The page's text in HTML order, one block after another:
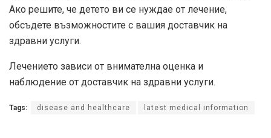
Ако решите, че детето ви се нуждае от лечение,
обсъдете възможностите с вашия доставчик на
здравни услуги.
Лечението зависи от внимателна оценка и
наблюдение от доставчик на здравни услуги.
Tags: disease and healthcare latest medical information